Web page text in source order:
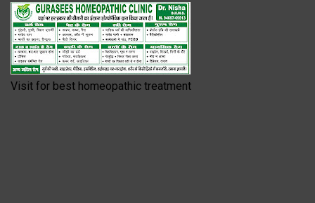
Visit for best homeopathic treatment